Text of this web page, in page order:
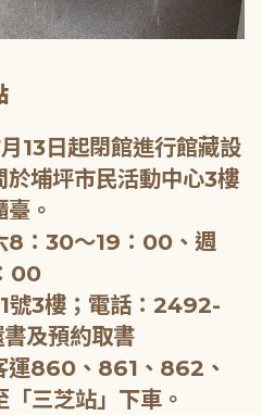
13日起閉館進行館藏設
埔坪市民活動中心3樓
。
8：30～19：00、週
00
號3樓；電話：2492-
及預約取書
運860、861、862、
三芝站」下車。